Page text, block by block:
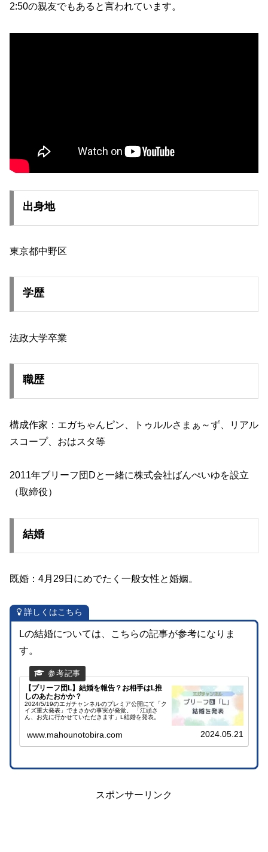
2:50の親友でもあると言われています。
出身地
東京都中野区
学歴
法政大学卒業
職歴
構成作家：エガちゃんピン、トゥルルさまぁ～ず、リアル
スコープ、おはスタ等
2011年ブリーフ団Dと一緒に株式会社ばんぺいゆを設立
（取締役）
結婚
既婚：4月29日にめでたく一般女性と婚姻。
詳しくはこちら
Lの結婚については、こちらの記事が参考になりま
す。
【ブリーフ団L】結婚を報告？お相手はL推
しのあたおかか？
2024/5/19のエガチャンネルのプレミア公開にて「ク
イズ重大発表」でまさかの事実が発覚。 「江頭さ
ん、お先に行かせていただきます」L結婚を発表。
www.mahounotobira.com 2024.05.21
スポンサーリンク